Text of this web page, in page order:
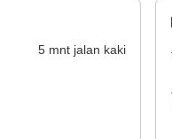
5mnt jalan kaki